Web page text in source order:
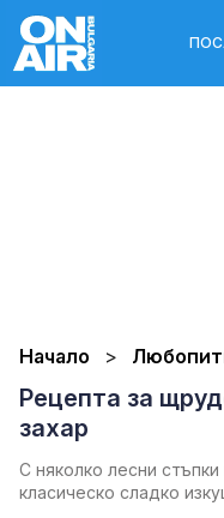
Начало
Рецепта за
захар
С няколко лесни
класическо сладко